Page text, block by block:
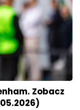
Zobacz